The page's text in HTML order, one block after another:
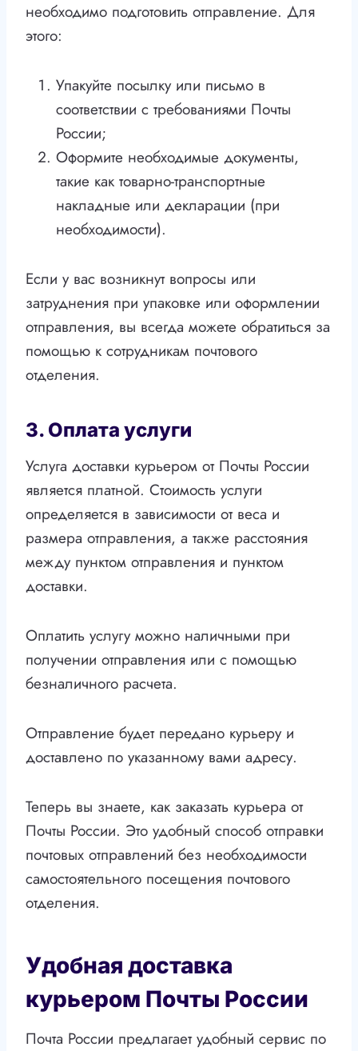
необходимо подготовить отправление. Для
этого:
Упакуйте посылку или письмо в
соответствии с требованиями Почты
России;
Оформите необходимые документы,
такие как товарно-транспортные
накладные или декларации (при
необходимости).
Если у вас возникнут вопросы или
затруднения при упаковке или оформлении
отправления, вы всегда можете обратиться за
помощью к сотрудникам почтового
отделения.
3. Оплата услуги
Услуга доставки курьером от Почты России
является платной. Стоимость услуги
определяется в зависимости от веса и
размера отправления, а также расстояния
между пунктом отправления и пунктом
доставки.
Оплатить услугу можно наличными при
получении отправления или с помощью
безналичного расчета.
Отправление будет передано курьеру и
доставлено по указанному вами адресу.
Теперь вы знаете, как заказать курьера от
Почты России. Это удобный способ отправки
почтовых отправлений без необходимости
самостоятельного посещения почтового
отделения.
Удобная доставка
курьером Почты России
Почта России предлагает удобный сервис по